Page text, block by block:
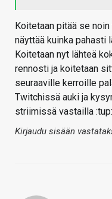
Koitetaan pitää se
näyttää kuinka pahasti
Koitetaan nyt lähteä
rennosti ja koitetaan
seuraaville kerroille
Twitchissä auki ja
striimissä vastailla :tup:
Kirjaudu sisään